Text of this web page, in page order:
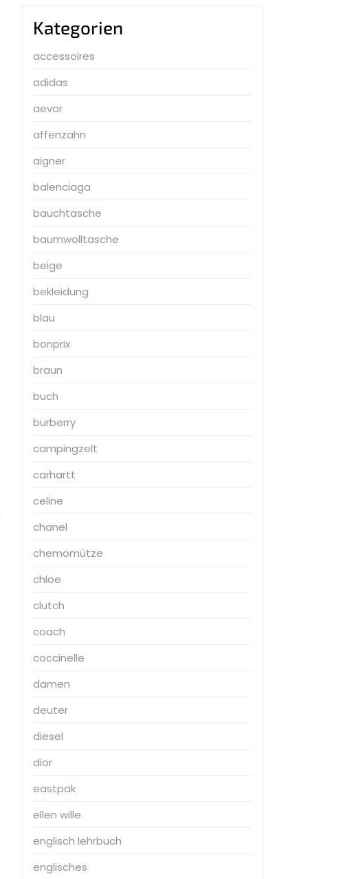
Kategorien
accessoires
adidas
aevor
affenzahn
aigner
balenciaga
bauchtasche
baumwolltasche
beige
bekleidung
blau
bonprix
braun
buch
burberry
campingzelt
carhartt
celine
chanel
chemomütze
chloe
clutch
coach
coccinelle
damen
deuter
diesel
dior
eastpak
ellen wille
englisch lehrbuch
englisches